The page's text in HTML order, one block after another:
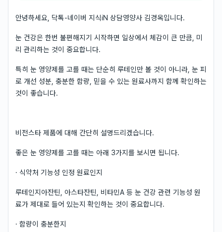
안녕하세요, 닥톡-네이버 지식iN 상담영양사 김경옥입니다.
눈 건강은 한번 불편해지기 시작하면 일상에서 체감이 큰 만큼, 미
리 관리하는 것이 중요합니다.
특히 눈 영양제를 고를 때는 단순히 루테인만 볼 것이 아니라, 눈 피
로 개선 성분, 충분한 함량, 믿을 수 있는 원료사까지 함께 확인하는
것이 좋습니다.
비전스타 제품에 대해 간단히 설명드리겠습니다.
좋은 눈 영양제를 고를 때는 아래 3가지를 보시면 됩니다.
· 식약처 기능성 인정 원료인지
루테인지아잔틴, 아스타잔틴, 비타민A 등 눈 건강 관련 기능성 원
료가 제대로 들어 있는지 확인하는 것이 중요합니다.
· 함량이 충분한지